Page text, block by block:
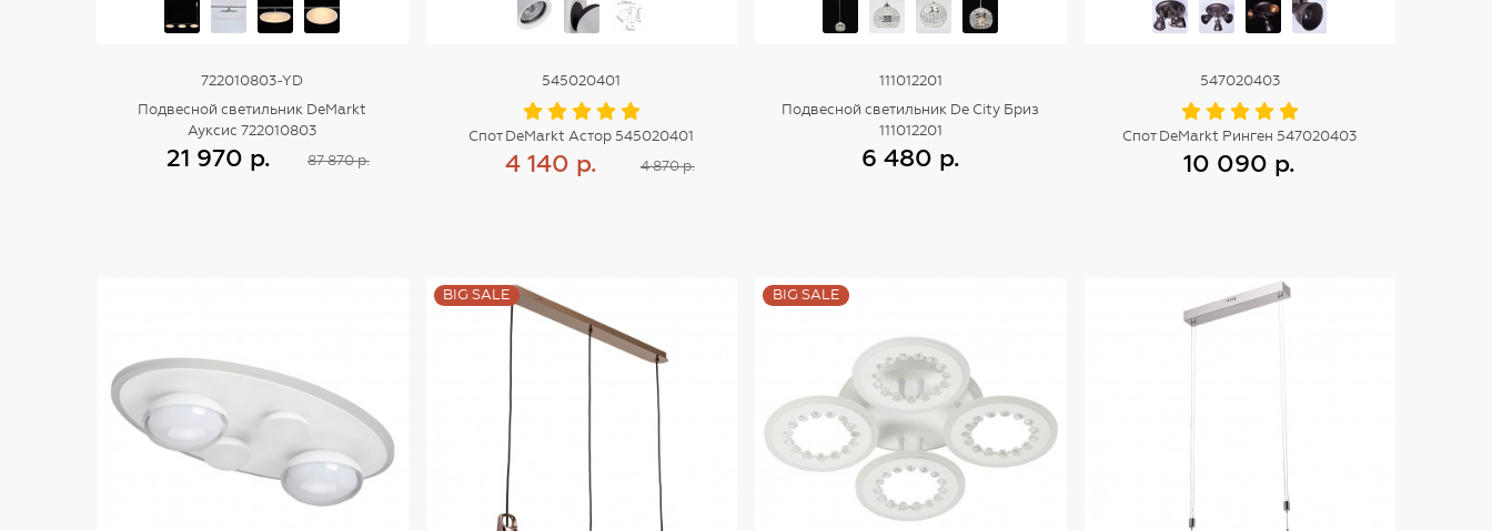
722010803-YD
Подвесной светильник DeMarkt
Ауксис 722010803
21 970 р.
87 870 р.
545020401
Спот DeMarkt Астор 545020401
4 140 р.
4 870 р.
111012201
Подвесной светильник De City Бриз
111012201
6 480 р.
547020403
Спот DeMarkt Ринген 547020403
10 090 р.
BIG SALE BIG SALE